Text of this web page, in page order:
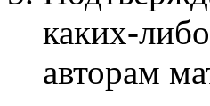
каких-
авторам